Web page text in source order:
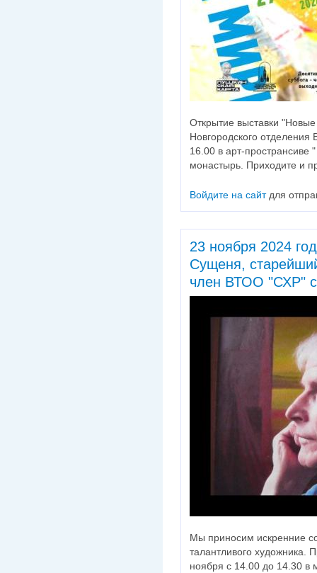
Открытие выставки
Новгородского
16.00 в арт-пространсиве
монастырь. Приходите и
Войдите на сайтдля
23 ноября 2024
Сущеня,
член ВТОО "СХР" с
Мы приносим искренние
талантливого художника.
ноября с 14.00 до 14.30 в